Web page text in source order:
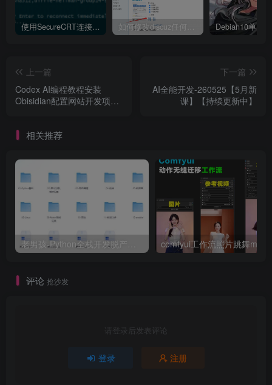
使用SecureCRT连接Ubuntu20.04报错：Key exchange failed. No compatible key exchange method. 如何修改discuz任何模板的编辑器默认字体类型和默认字体大小
上一篇
Codex AI编程教程安装
Obisidian配置网站开发项目
下一篇
AI全能开发-260525【5月新
课】【持续更新中】
相关推荐
老男孩-Python全栈开发脱产班+课件
评论 抢沙发
请登录后发表评论
登录 注册